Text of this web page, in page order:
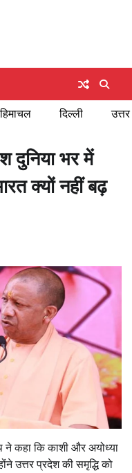
हिमाचल दिल्ली
दुनिया भर में
क्यों नहीं बढ़
ने कहा कि काशी और अयोध्या
उत्तर प्रदेश की समृद्धि को